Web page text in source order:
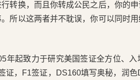
转换，而且你转成公民之后，你的
所以这两者并不耽误，你可以同时
年起致力于研究美国签证全方位、
证，F1签证，DS160填写奥秘，润